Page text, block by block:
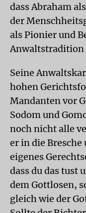
dass Abraham
der
als Pionier und
Anwaltstradition
Seine
hohen
Mandanten vor
Sodom und
noch nicht alle
er in die
eigenes
dass du das tust
dem Gottlosen,
gleich wie der